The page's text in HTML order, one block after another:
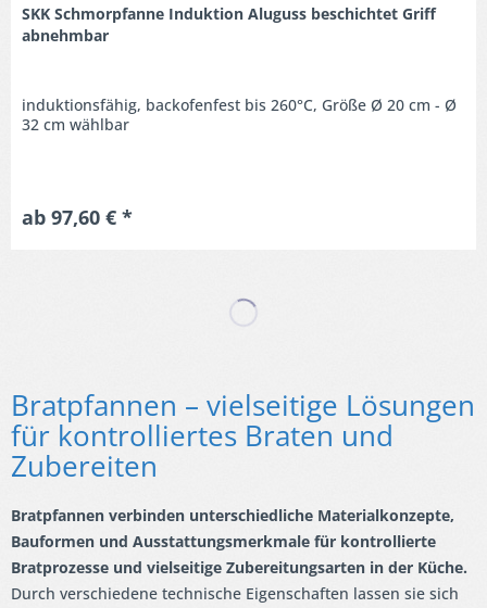
SKK Schmorpfanne Induktion Aluguss beschichtet Griff
abnehmbar
induktionsfähig, backofenfest bis 260°C, Größe Ø 20 cm - Ø
32 cm wählbar
ab 97,60 € *
Bratpfannen – vielseitige Lösungen
für kontrolliertes Braten und
Zubereiten
Bratpfannen verbinden unterschiedliche Materialkonzepte,
Bauformen und Ausstattungsmerkmale für kontrollierte
Bratprozesse und vielseitige Zubereitungsarten in der Küche.
Durch verschiedene technische Eigenschaften lassen sie sich